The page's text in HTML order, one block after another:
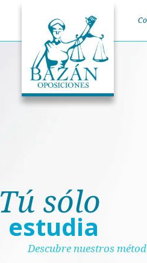
Tú sólo
estudia
Descubre nuestros